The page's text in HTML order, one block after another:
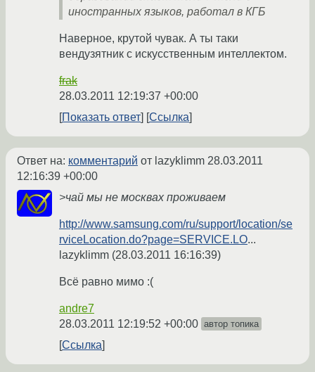
иностранных языков, работал в КГБ
Наверное, крутой чувак. А ты таки
вендузятник с искусственным интеллектом.
frak
28.03.2011 12:19:37 +00:00
Показать ответ
Ссылка
Ответ на: комментарий от lazyklimm 28.03.2011
12:16:39 +00:00
>чай мы не москвах проживаем
http://www.samsung.com/ru/support/location/se
rviceLocation.do?page=SERVICE.LO...
lazyklimm (28.03.2011 16:16:39)
Всё равно мимо :(
andre7
28.03.2011 12:19:52 +00:00 автор топика
Ссылка